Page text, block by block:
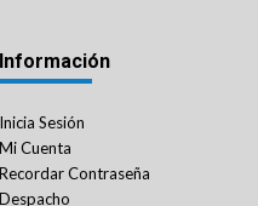
Información
Inicia Sesión
Mi Cuenta
Recordar Contraseña
Despacho